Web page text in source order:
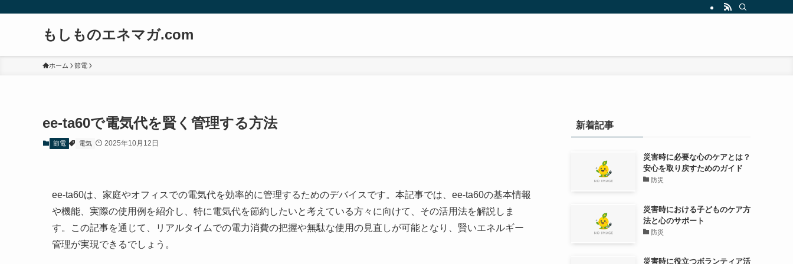
もしものエネマガ.com
ホーム 節電
ee-ta60で電気代を賢く管理する方法
節電 電気 2025年10月12日
ee-ta60は、家庭やオフィスでの電気代を効率的に管理するためのデバイスです。本記事では、ee-ta60の基本情報
や機能、実際の使用例を紹介し、特に電気代を節約したいと考えている方々に向けて、その活用法を解説しま
す。この記事を通じて、リアルタイムでの電力消費の把握や無駄な使用の見直しが可能となり、賢いエネルギー
管理が実現できるでしょう。
新着記事
災害時に必要な心のケアとは？
安心を取り戻すためのガイド
防災
災害時における子どものケア方
法と心のサポート
防災
災害時に役立つボランティア活